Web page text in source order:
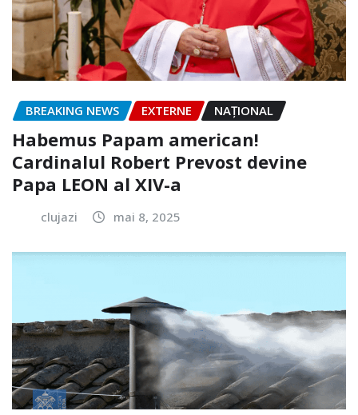
BREAKING NEWS EXTERNE NAŢIONAL
Habemus Papam american!
Cardinalul Robert Prevost devine
Papa LEON al XIV-a
clujazi mai 8, 2025